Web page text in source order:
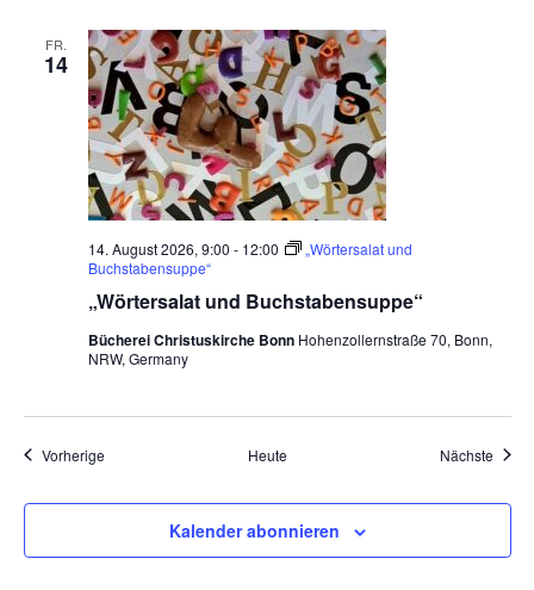
FR.
14
„Wörtersalat und Buchstabensuppe“
14. August 2026, 9:00 - 12:00
„Wörtersalat und
Buchstabensuppe“
Bücherei Christuskirche Bonn Hohenzollernstraße 70, Bonn,
NRW, Germany
VorherigeVeranstaltungen Heute Nächste
Kalender abonnieren